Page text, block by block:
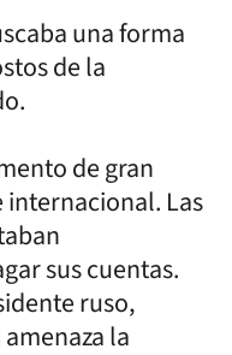
una forma
de la
de gran
Las
sus cuentas.
ruso,
la